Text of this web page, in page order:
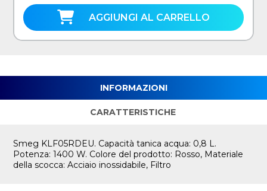
AGGIUNGI AL CARRELLO
INFORMAZIONI
CARATTERISTICHE
Smeg KLF05RDEU. Capacità tanica acqua: 0,8 L.
Potenza: 1400 W. Colore del prodotto: Rosso, Materiale
della scocca: Acciaio inossidabile, Filtro